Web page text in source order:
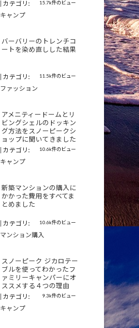
15.7k件のビュー
カテゴリ:
キャンプ
バーバリーのトレンチコ
ートを染め直しした結果
11.5k件のビュー
カテゴリ:
ファッション
アメニティードームとリ
ビングシェルのドッキン
グ方法をスノーピークシ
ョップに聞いてきました
10.6k件のビュー
カテゴリ:
キャンプ
新築マンションの購入に
かかった費用をすべてま
とめました
10.6k件のビュー
カテゴリ:
マンション購入
スノーピーク ジカロテー
ブルを使ってわかったフ
ァミリーキャンパーにオ
ススメする４つの理由
9.3k件のビュー
カテゴリ:
キャンプ